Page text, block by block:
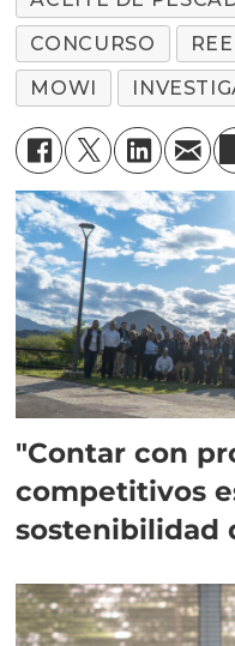
CONCURSO
MOWI
"Contar con
competitivos
sostenibilidad